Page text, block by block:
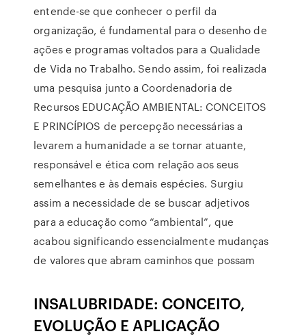
entende-se que conhecer o perfil da
organização, é fundamental para o desenho de
ações e programas voltados para a Qualidade
de Vida no Trabalho. Sendo assim, foi realizada
uma pesquisa junto a Coordenadoria de
Recursos EDUCAÇÃO AMBIENTAL: CONCEITOS
E PRINCÍPIOS de percepção necessárias a
levarem a humanidade a se tornar atuante,
responsável e ética com relação aos seus
semelhantes e às demais espécies. Surgiu
assim a necessidade de se buscar adjetivos
para a educação como “ambiental”, que
acabou significando essencialmente mudanças
de valores que abram caminhos que possam
INSALUBRIDADE: CONCEITO,
EVOLUÇÃO E APLICAÇÃO